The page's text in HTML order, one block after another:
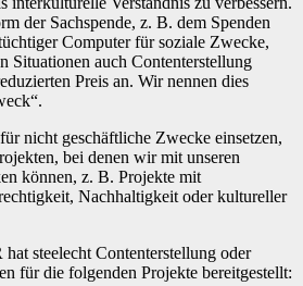
der Sachspende, z. B. dem Spenden
Computer für soziale Zwecke,
Situationen auch Contenterstellung
Preis an. Wir nennen dies
nicht geschäftliche Zwecke einsetzen,
bei denen wir mit unseren
können, z. B. Projekte mit
Nachhaltigkeit oder kultureller
steelecht Contenterstellung oder
für die folgenden Projekte bereitgestellt: